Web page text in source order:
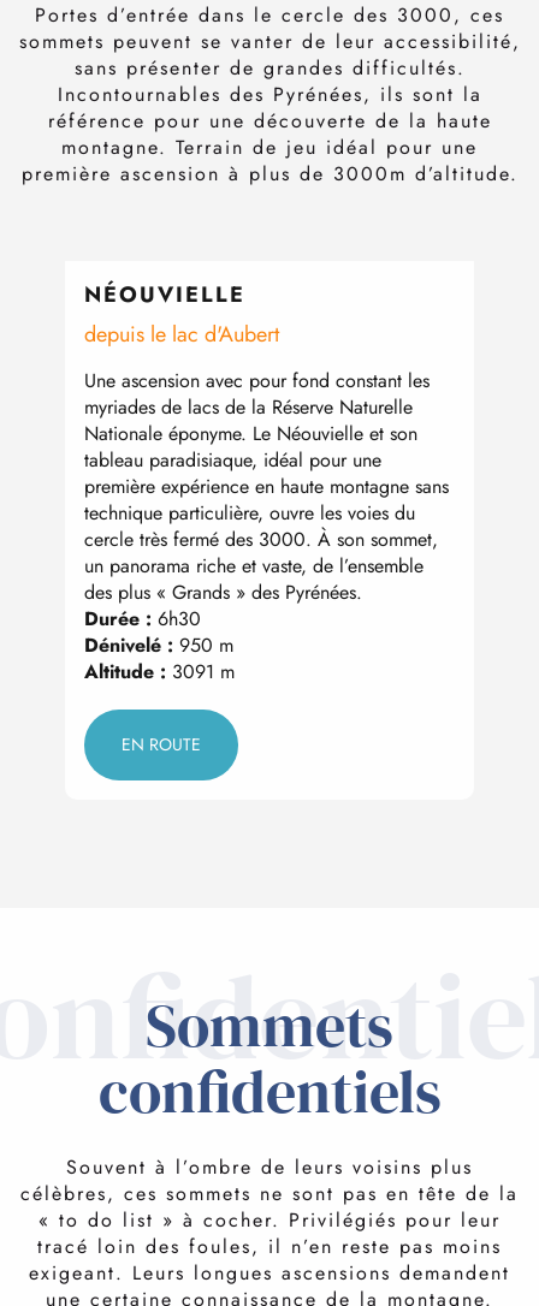
Portes d’entrée dans le cercle des 3000, ces
sommets peuvent se vanter de leur accessibilité,
sans présenter de grandes difficultés.
Incontournables des Pyrénées, ils sont la
référence pour une découverte de la haute
montagne. Terrain de jeu idéal pour une
première ascension à plus de 3000m d’altitude.
NÉOUVIELLE
depuis le lac d'Aubert
Une ascension avec pour fond constant les
myriades de lacs de la Réserve Naturelle
Nationale éponyme. Le Néouvielle et son
tableau paradisiaque, idéal pour une
première expérience en haute montagne sans
technique particulière, ouvre les voies du
cercle très fermé des 3000. À son sommet,
un panorama riche et vaste, de l’ensemble
des plus « Grands » des Pyrénées.
Durée : 6h30
Dénivelé : 950 m
Altitude : 3091 m
EN ROUTE
Sommets
confidentiels
Souvent à l’ombre de leurs voisins plus
célèbres, ces sommets ne sont pas en tête de la
« to do list » à cocher. Privilégiés pour leur
tracé loin des foules, il n’en reste pas moins
exigeant. Leurs longues ascensions demandent
une certaine connaissance de la montagne.